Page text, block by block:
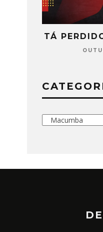
TÁ
Categorias